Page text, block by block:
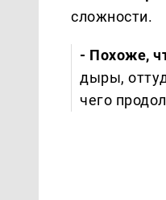
сложности.
- Похоже,
дыры,
чего